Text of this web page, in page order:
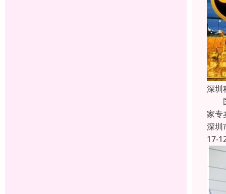
深圳
国
家专
深圳
17-